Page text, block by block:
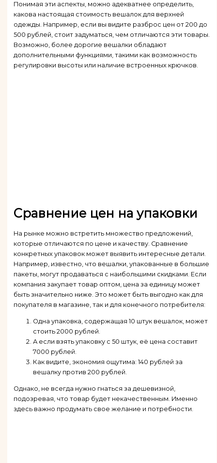
Понимая эти аспекты, можно адекватнее определить,
какова настоящая стоимость вешалок для верхней
одежды. Например, если вы видите разброс цен от 200 до
500 рублей, стоит задуматься, чем отличаются эти товары.
Возможно, более дорогие вешалки обладают
дополнительными функциями, такими как возможность
регулировки высоты или наличие встроенных крючков.
Сравнение цен на упаковки
На рынке можно встретить множество предложений,
которые отличаются по цене и качеству. Сравнение
конкретных упаковок может выявить интересные детали.
Например, известно, что вешалки, упакованные в большие
пакеты, могут продаваться с наибольшими скидками. Если
компания закупает товар оптом, цена за единицу может
быть значительно ниже. Это может быть выгодно как для
покупателя в магазине, так и для конечного потребителя:
Одна упаковка, содержащая 10 штук вешалок, может
стоить 2000 рублей.
А если взять упаковку с 50 штук, её цена составит
7000 рублей.
Как видите, экономия ощутима: 140 рублей за
вешалку против 200 рублей.
Однако, не всегда нужно гнаться за дешевизной,
подозревая, что товар будет некачественным. Именно
здесь важно продумать свое желание и потребности.